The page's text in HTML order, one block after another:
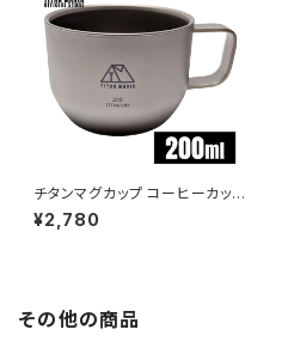
チタンマグカップ コーヒーカップ
200ml チタン製 キャンプ ダブ
ルウォール 軽量 二重構造 耐熱
¥2,780
その他の商品